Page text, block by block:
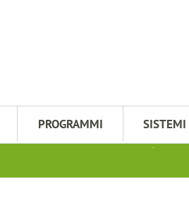
PROGRAMMI SISTEMI